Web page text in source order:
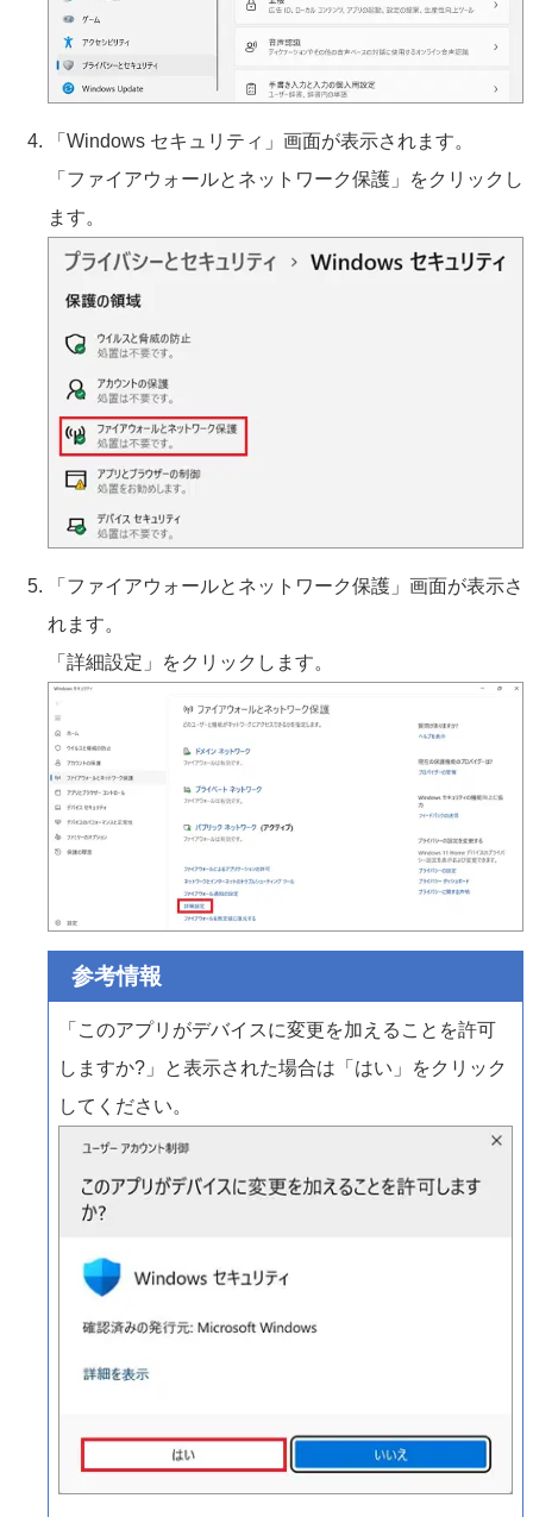
「Windows セキュリティ」画面が表示されます。
「ファイアウォールとネットワーク保護」をクリックし
ます。
「ファイアウォールとネットワーク保護」画面が表示さ
れます。
「詳細設定」をクリックします。
参考情報
「このアプリがデバイスに変更を加えることを許可
しますか?」と表示された場合は「はい」をクリック
してください。